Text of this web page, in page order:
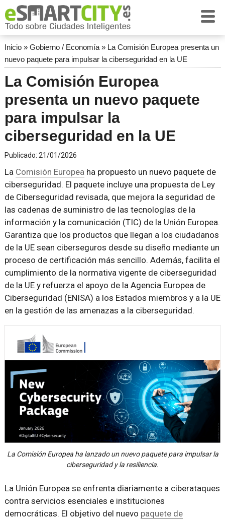
Inicio» Gobierno / Economía» La Comisión Europea presenta un
nuevo paquete para impulsar la ciberseguridad en la UE
La Comisión Europea
presenta un nuevo paquete
para impulsar la
ciberseguridad en la UE
Publicado: 21/01/2026
La Comisión Europeaha propuesto un nuevo paquete de
ciberseguridad. El paquete incluye una propuesta de Ley
de Ciberseguridad revisada, que mejora la seguridad de
las cadenas de suministro de las tecnologías de la
información y la comunicación (TIC) de la Unión Europea.
Garantiza que los productos que llegan a los ciudadanos
de la UE sean ciberseguros desde su diseño mediante un
proceso de certificación más sencillo. Además, facilita el
cumplimiento de la normativa vigente de ciberseguridad
de la UE y refuerza el apoyo de la Agencia Europea de
Ciberseguridad (ENISA) a los Estados miembros y a la UE
en la gestión de las amenazas a la ciberseguridad.
La Comisión Europea ha lanzado un nuevo paquete para impulsar la
ciberseguridad y la resiliencia.
La Unión Europea se enfrenta diariamente a ciberataques
contra servicios esenciales e instituciones
democráticas. El objetivo del nuevo paquete de